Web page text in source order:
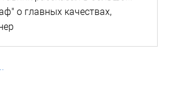
о главных качествах,